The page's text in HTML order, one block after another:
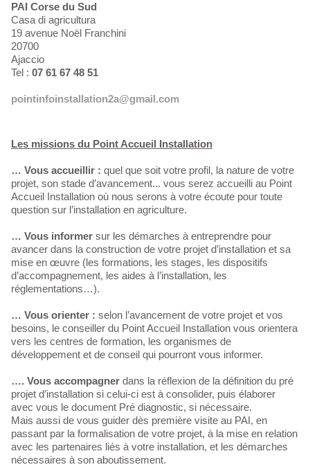
PAI Corse du Sud
Casa di agricultura
19 avenue Noël Franchini
20700
Ajaccio
Tel : 07 61 67 48 51
pointinfoinstallation2a@gmail.com
Les missions du Point Accueil Installation
… Vous accueillir : quel que soit votre profil, la nature de votre
projet, son stade d’avancement... vous serez accueilli au Point
Accueil Installation où nous serons à votre écoute pour toute
question sur l’installation en agriculture.
… Vous informer sur les démarches à entreprendre pour
avancer dans la construction de votre projet d’installation et sa
mise en œuvre (les formations, les stages, les dispositifs
d’accompagnement, les aides à l’installation, les
réglementations…).
… Vous orienter : selon l’avancement de votre projet et vos
besoins, le conseiller du Point Accueil Installation vous orientera
vers les centres de formation, les organismes de
développement et de conseil qui pourront vous informer.
…. Vous accompagner dans la réflexion de la définition du pré
projet d’installation si celui-ci est à consolider, puis élaborer
avec vous le document Pré diagnostic, si nécessaire.
Mais aussi de vous guider dès première visite au PAI, en
passant par la formalisation de votre projet, à la mise en relation
avec les partenaires liés à votre installation, et les démarches
nécessaires à son aboutissement.